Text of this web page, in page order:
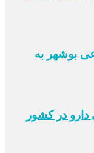
بوشهر به
در کشور